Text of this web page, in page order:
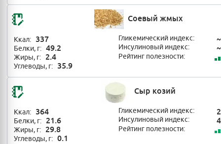
Соевый жмых
Ккал: 337
Белки, г: 49.2
Жиры, г: 2.4
Углеводы, г: 35.9
Гликемический индекс: ~
Инсулиновый индекс: ~
Рейтинг полезности:
Сыр козий
Ккал: 364
Белки, г: 21.6
Жиры, г: 29.8
Углеводы, г: 0.1
Гликемический индекс:
Инсулиновый индекс:
Рейтинг полезности: